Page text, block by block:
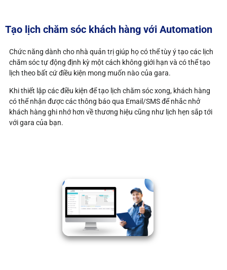
Tạo lịch chăm sóc khách hàng với Automation
Chức năng dành cho nhà quản trị giúp họ có thể tùy ý tạo các lịch
chăm sóc tự động định kỳ một cách không giới hạn và có thể tạo
lịch theo bất cứ điều kiện mong muốn nào của gara.
Khi thiết lập các điều kiện để tạo lịch chăm sóc xong, khách hàng
có thể nhận được các thông báo qua Email/SMS để nhắc nhở
khách hàng ghi nhớ hơn về thương hiệu cũng như lịch hẹn sắp tới
với gara của bạn.